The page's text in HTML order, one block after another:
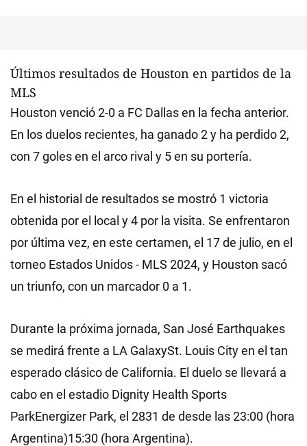
Últimos resultados de Houston en partidos de la
MLS
Houston venció 2-0 a FC Dallas en la fecha anterior.
En los duelos recientes, ha ganado 2 y ha perdido 2,
con 7 goles en el arco rival y 5 en su portería.
En el historial de resultados se mostró 1 victoria
obtenida por el local y 4 por la visita. Se enfrentaron
por última vez, en este certamen, el 17 de julio, en el
torneo Estados Unidos - MLS 2024, y Houston sacó
un triunfo, con un marcador 0 a 1.
Durante la próxima jornada, San José Earthquakes
se medirá frente a LA GalaxySt. Louis City en el tan
esperado clásico de California. El duelo se llevará a
cabo en el estadio Dignity Health Sports
ParkEnergizer Park, el 2831 de desde las 23:00 (hora
Argentina)15:30 (hora Argentina).